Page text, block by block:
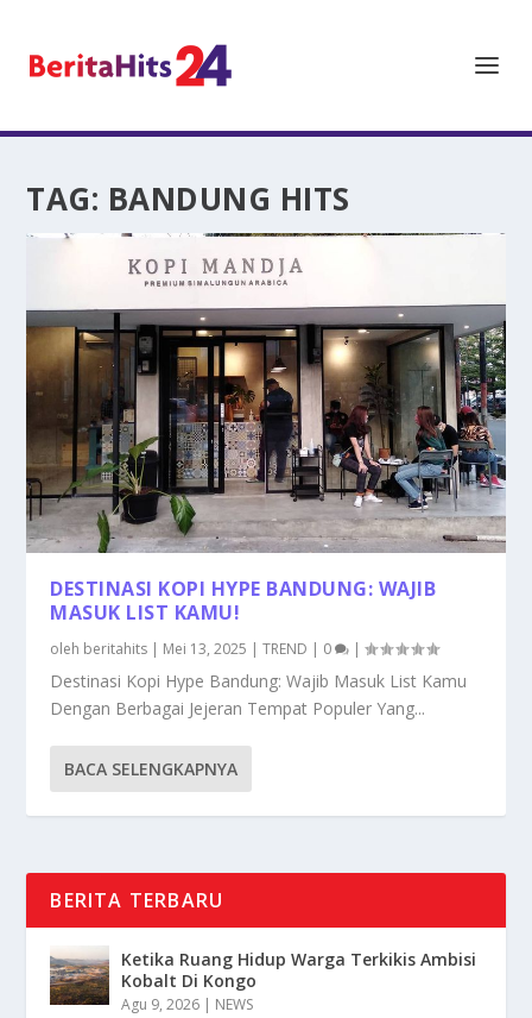
TAG: BANDUNG HITS
DESTINASI KOPI HYPE BANDUNG: WAJIB
MASUK LIST KAMU!
oleh beritahits | Mei 13, 2025 |TREND | 0 |
Destinasi Kopi Hype Bandung: Wajib Masuk List Kamu
Dengan Berbagai Jejeran Tempat Populer Yang...
BACA SELENGKAPNYA
BERITA TERBARU
Ketika Ruang Hidup Warga Terkikis Ambisi
Kobalt Di Kongo
Agu 9, 2026 | NEWS